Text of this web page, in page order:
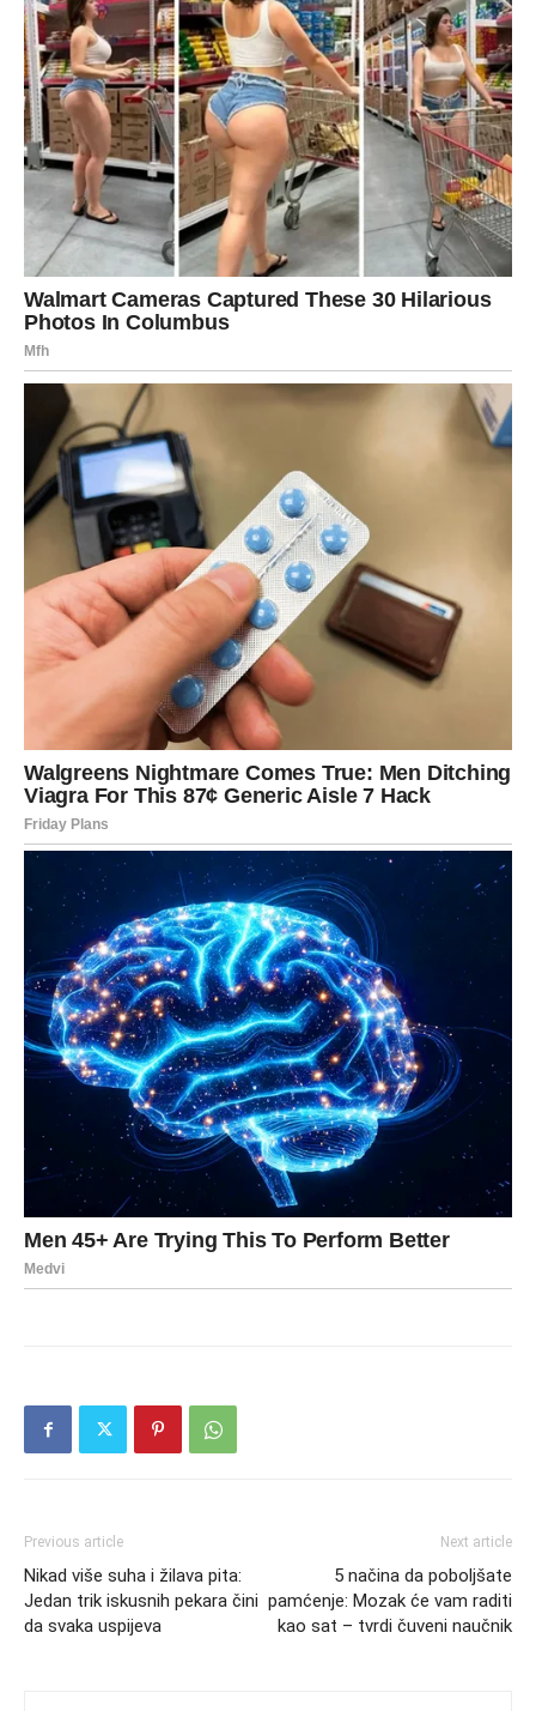
Previous article
Nikad više suha i žilava pita:
Jedan trik iskusnih pekara čini
da svaka uspijeva
Next article
5 načina da poboljšate
pamćenje: Mozak će vam raditi
kao sat – tvrdi čuveni naučnik